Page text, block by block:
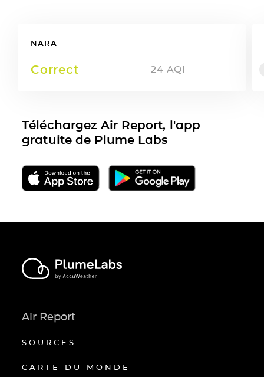
NARA
Correct 24 AQI
Téléchargez Air Report, l'app
gratuite de Plume Labs
Air Report
SOURCES
CARTE DU MONDE